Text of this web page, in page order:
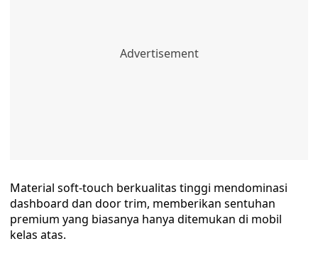
Material soft-touch berkualitas tinggi mendominasi
dashboard dan door trim, memberikan sentuhan
premium yang biasanya hanya ditemukan di mobil
kelas atas.